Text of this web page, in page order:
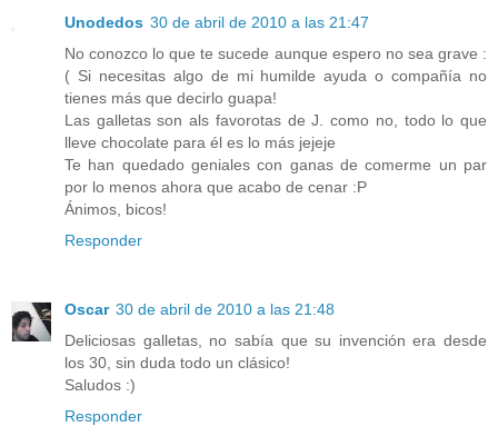
Unodedos 30 de abril de 2010 a las 21:47
No conozco lo que te sucede aunque espero no sea grave :
( Si necesitas algo de mi humilde ayuda o compañía no
tienes más que decirlo guapa!
Las galletas son als favorotas de J. como no, todo lo que
lleve chocolate para él es lo más jejeje
Te han quedado geniales con ganas de comerme un par
por lo menos ahora que acabo de cenar :P
Ánimos, bicos!
Responder
Oscar 30 de abril de 2010 a las 21:48
Deliciosas galletas, no sabía que su invención era desde
los 30, sin duda todo un clásico!
Saludos :)
Responder